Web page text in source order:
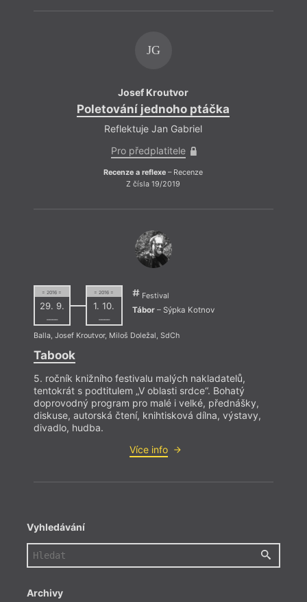
JG
Josef Kroutvor
Poletování jednoho ptáčka
Reflektuje Jan Gabriel
Pro předplatitele
Recenze a reflexe – Recenze
Z čísla 19/2019
= 2016 =
29. 9.
––––
= 2016 =
1. 10.
––––
Festival
Tábor– Sýpka Kotnov
Balla, Josef Kroutvor, Miloš Doležal, SdCh
Tabook
5. ročník knižního festivalu malých nakladatelů,
tentokrát s podtitulem „V oblasti srdce“. Bohatý
doprovodný program pro malé i velké, přednášky,
diskuse, autorská čtení, knihtisková dílna, výstavy,
divadlo, hudba.
Více info
Vyhledávání
Archivy